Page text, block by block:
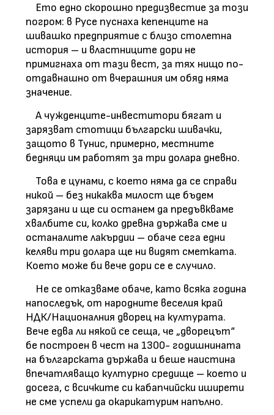
Ето едно скорошно предизвестие за този
погром: в Русе пуснаха кепенците на
шивашко предприятие с близо столетна
история – и властниците дори не
примигнаха от тази вест, за тях нищо по-
отдавнашно от вчерашния им обяд няма
значение.
А чужденците-инвеститори бягат и
зарязват стотици български шивачки,
защото в Тунис, примерно, местните
бедняци им работят за три долара дневно.
Това е цунами, с което няма да се справи
никой – без никаква милост ще бъдем
зарязани и ще си останем да предъвкваме
хвалбите си, колко древна държава сме и
останалите лакърдии – обаче сега едни
келяви три долара ще ни видят сметката.
Което може би вече дори се е случило.
Не се отказваме обаче, като всяка година
напоследък, от народните веселия край
НДК/Националния дворец на културата.
Вече едва ли някой се сеща, че „дворецът“
бе построен в чест на 1300- годишнината
на българската държава и беше наистина
впечатляващо културно средище – което и
досега, с всичките си кабапчийски иширети
не сме успели да окарикатурим напълно.